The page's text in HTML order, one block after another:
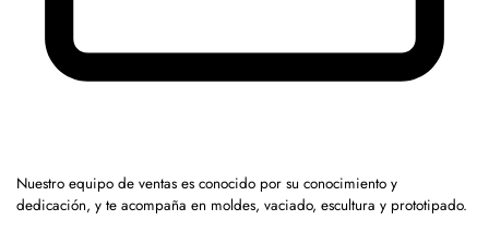
Nuestro equipo de ventas es conocido por su conocimiento y
dedicación, y te acompaña en moldes, vaciado, escultura y prototipado.